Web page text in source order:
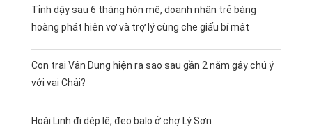
Tỉnh dậy sau 6 tháng hôn mê, doanh nhân trẻ bàng
hoàng phát hiện vợ và trợ lý cùng che giấu bí mật
Con trai Vân Dung hiện ra sao sau gần 2 năm gây chú ý
với vai Chải?
Hoài Linh đi dép lê, đeo balo ở chợ Lý Sơn